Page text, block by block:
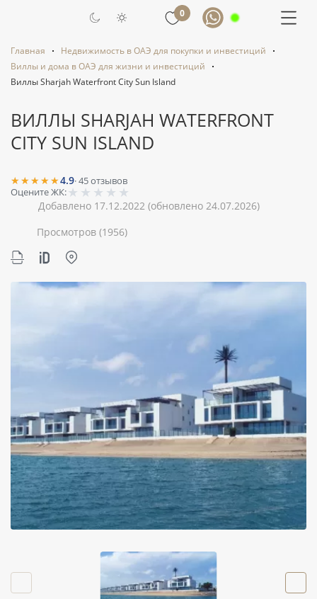
0
Главная
Недвижимость в ОАЭ для покупки и инвестиций
Виллы и дома в ОАЭ для жизни и инвестиций
Виллы Sharjah Waterfront City Sun Island
ВИЛЛЫ SHARJAH WATERFRONT
CITY SUN ISLAND
★★★★★4.9·45отзывов
Оцените ЖК:★ ★ ★ ★ ★
Добавлено 17.12.2022 (обновлено 24.07.2026)
Просмотров (1956)